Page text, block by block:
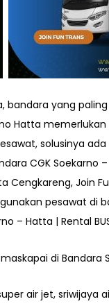
bandara yang
Hatta
solusinya ada
CGK Soekarno
Cengkareng, Join
pesawat di
– Hatta | Rental
di Bandara
air jet, sriwijaya